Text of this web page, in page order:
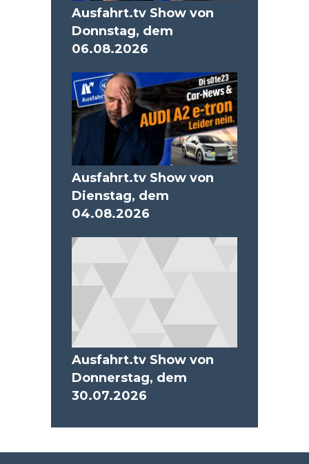
Ausfahrt.tv Show von
Donnstag, dem
06.08.2026
Ausfahrt.tv Show von
Dienstag, dem
04.08.2026
Ausfahrt.tv Show von
Donnerstag, dem
30.07.2026